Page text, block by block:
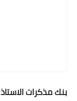
بنك مذكرات الاستاذ